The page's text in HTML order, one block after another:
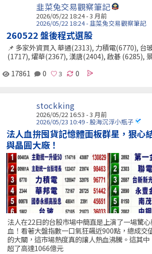
韭菜兔交易觀察筆記
2026/05/22 18:24 - 3 月前
2026/05/22 18:24 - 韭菜兔交易觀察筆記
260522 盤後程式選股
📌 多家外資買入 華通(2313), 力積電(6770), 台
(1717), 燿華(2367), 漢唐(2404), 啟碁 (6285),
17861
0 0
stockking
2026/05/22 16:53 - 3 月前
2026/05/23 10:49 - 股海沉浮小瓶子
法人血拚囤貨記憶體面板群星，狠心
與晶圓大廠！
法人在22日的台股市場中簡直是上演了一場驚
血！看著大盤指數一口氣狂飆近900點，總成交
的大關，這市場熱度真的讓人熱血沸騰。這其
超了高達1066億元